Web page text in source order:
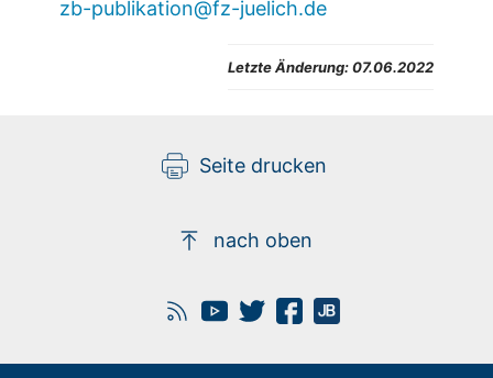
zb-publikation@fz-juelich.de
Letzte Änderung: 07.06.2022
Seite drucken
nach oben